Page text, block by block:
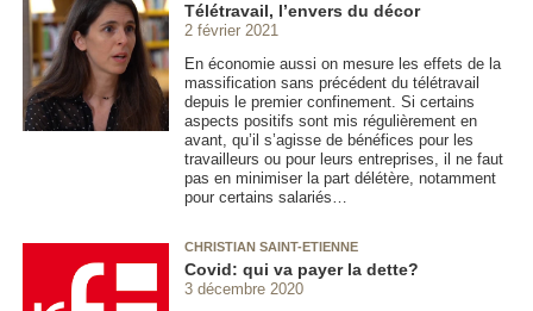
Télétravail, l’envers du décor
2 février 2021
En économie aussi on mesure les effets de la
massification sans précédent du télétravail
depuis le premier confinement. Si certains
aspects positifs sont mis régulièrement en
avant, qu’il s’agisse de bénéfices pour les
travailleurs ou pour leurs entreprises, il ne faut
pas en minimiser la part délétère, notamment
pour certains salariés…
CHRISTIAN SAINT-ETIENNE
Covid: qui va payer la dette?
3 décembre 2020